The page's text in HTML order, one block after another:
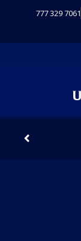
777 329 7061